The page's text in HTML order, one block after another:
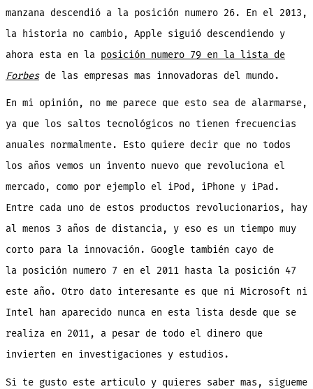
manzana descendió a la posición numero 26. En el 2013,
la historia no cambio, Apple siguió descendiendo y
ahora esta en la posición numero 79 en la lista de
Forbesde las empresas mas innovadoras del mundo.
En mi opinión, no me parece que esto sea de alarmarse,
ya que los saltos tecnológicos no tienen frecuencias
anuales normalmente. Esto quiere decir que no todos
los años vemos un invento nuevo que revoluciona el
mercado, como por ejemplo el iPod, iPhone y iPad.
Entre cada uno de estos productos revolucionarios, hay
al menos 3 años de distancia, y eso es un tiempo muy
corto para la innovación. Google también cayo de
la posición numero 7 en el 2011 hasta la posición 47
este año. Otro dato interesante es que ni Microsoft ni
Intel han aparecido nunca en esta lista desde que se
realiza en 2011, a pesar de todo el dinero que
invierten en investigaciones y estudios.
Si te gusto este articulo y quieres saber mas, sígueme